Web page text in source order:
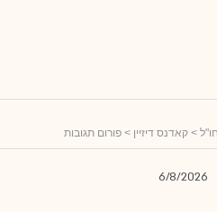
> קאדנס דיזיין > פורום תגובות
6/8/2026